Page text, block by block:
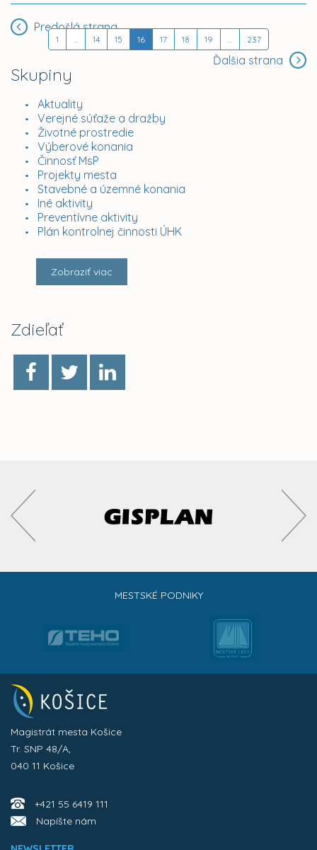
Skupiny
Aktuality
Verejné súťaže a dražby
Životné prostredie
Výberové konania
Činnosť MsP
Projekty mesta
Stavebné a územné konania
Iné aktivity
Preventívne aktivity
Plán kontrolnej činnosti ÚHK
Zobraziť viac
Zdieľať
Predošlá strana
1 ... 14 15 16 17 18 19 ... 237
Ďalšia strana
MESTSKÉ PODNIKY
Magistrát mesta Košice
Tr. SNP 48/A,
040 11 Košice
+421 55 6419 111
Napíšte nám